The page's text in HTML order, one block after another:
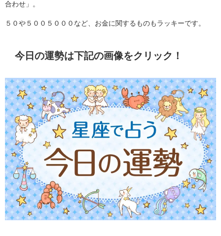
合わせ」。
５０や５００５０００など、お金に関するものもラッキーです。
今日の運勢は下記の画像をクリック！